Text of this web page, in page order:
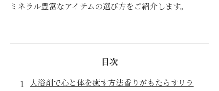
ミネラル豊富なアイテムの選び方をご紹介します。
目次
入浴剤で心と体を癒す方法香りがもたらすリラ